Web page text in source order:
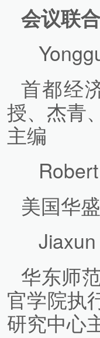
会议联
首都经
授、杰青
主编
美国华
华东师
官学院执
研究中心